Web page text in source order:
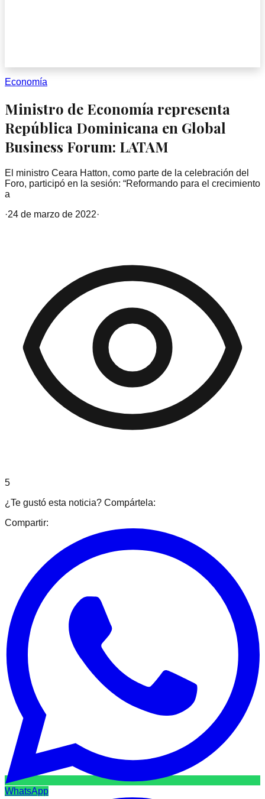
Economía
Ministro de Economía representa
República Dominicana en Global
Business Forum: LATAM
El ministro Ceara Hatton, como parte de la celebración del
Foro, participó en la sesión: “Reformando para el crecimiento
a
·24 de marzo de 2022·
5
¿Te gustó esta noticia? Compártela:
Compartir:
WhatsApp